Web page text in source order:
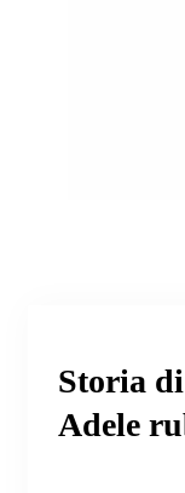
Storia
Adele